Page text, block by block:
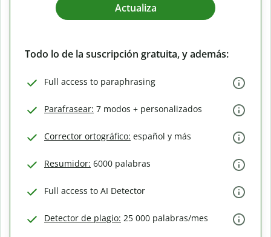
Actualiza
Todo lo de la suscripción gratuita, y además:
Full access to paraphrasing
Parafrasear: 7 modos + personalizados
Corrector ortográfico: español y más
Resumidor: 6000 palabras
Full access to AI Detector
Detector de plagio: 25 000 palabras/mes